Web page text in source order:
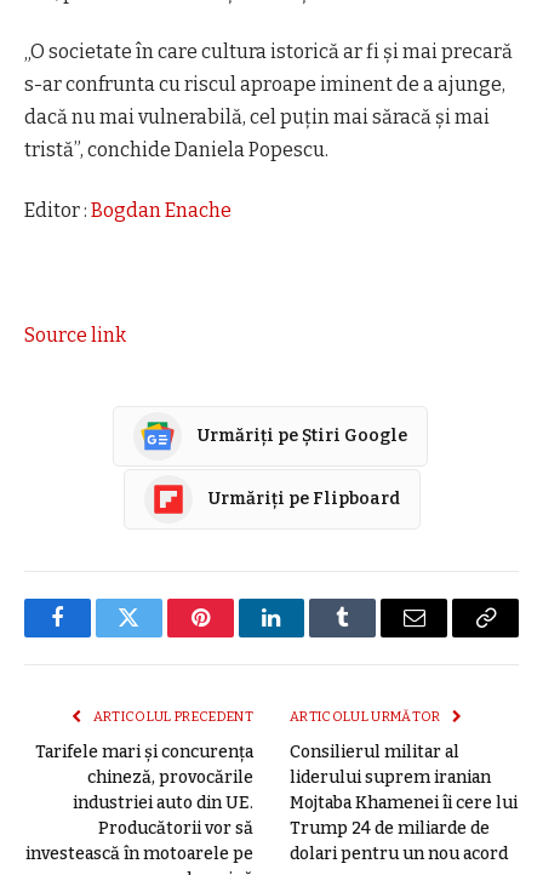
„O societate în care cultura istorică ar fi şi mai precară
s-ar confrunta cu riscul aproape iminent de a ajunge,
dacă nu mai vulnerabilă, cel puţin mai săracă şi mai
tristă”, conchide Daniela Popescu.
Editor : Bogdan Enache
Source link
Urmăriți pe Știri Google
Urmăriți pe Flipboard
FacebookTwitter PinterestLinkedInTumblr E-
ARTICOLUL PRECEDENT
Tarifele mari și concurența
chineză, provocările
industriei auto din UE.
Producătorii vor să
investească în motoarele pe
ARTICOLUL URMĂTOR
Consilierul militar al
liderului suprem iranian
Mojtaba Khamenei îi cere lui
Trump 24 de miliarde de
dolari pentru un nou acord